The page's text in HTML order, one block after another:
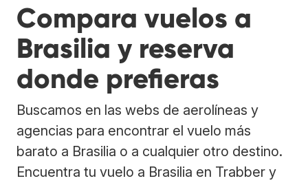
Compara vuelos a
Brasilia y reserva
donde prefieras
Buscamos en las webs de aerolíneas y
agencias para encontrar el vuelo más
barato a Brasilia o a cualquier otro destino.
Encuentra tu vuelo a Brasilia en Trabber y